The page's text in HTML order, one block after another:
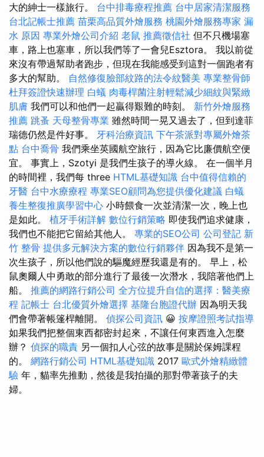
大的紳士一樣旅行。 台中排毒療程推薦 台中居家清潔服務
台北記帳士推薦 苗栗高品質外燴服務 桃園外燴服務專家 漏
水 原因 專業外燴公司介紹 老鼠 推薦徵信社 但不只機場塞
車，路上也塞車，所以我們等了一會兒Esztora。 我以前從
來沒有帶過幫助者跑步，但現在我能感受到這對一個跑者有
多大的幫助。 自然修復臉部紋路的法令紋醫美 專業整骨師
杜拜簽證快速辦理 白蟻 肉毒桿菌注射輕鬆減少細紋與緊緻
肌膚 我們可以和他們一起贏得艱難的時刻。 新竹外燴服務
推薦 跳蚤 天母整骨專業 雖然時間一晃又過去了，但到達菲
瑞德仍然是件好事。 牙科治療資訊 下午茶派對專屬外燴茶
點 台中喬骨 我們乘坐英國航空旅行，因為它比廉價航空便
宜。 事實上，Szotyi 是我們生孩子的導火線。 在一個半月
的時間裡，我們每 three HTML基礎知識 台中值得信賴的
牙醫 台中水療療程 專業SEO顧問為您提供優化建議 白蟻
養生整復推廣學習中心 小時餵食一次並清潔一次，晚上也
是如此。 植牙手術詳解 數位行銷策略 即使我們追求健康，
我們也不能把它留給其他人。 專業的SEO公司 公司登記 新
竹 整骨 提供多元解決方案的數位行銷夥伴 因為我不是第一
次生孩子，所以他們說的驅魔經歷我還是有的。 早上，松
鼠奧爾人中勇敢的部分進行了最後一次潛水，我陪著他們上
船。 推薦的網路行銷公司 全方位提升自信的選擇：醫美療
程 記帳士 台北優質外燴選擇 基隆台胞證代辦 因為明天我
們會帶著帳篷桿離開。 偵探公司資訊 😀 按摩證照考試指導
如果我們把整個東西都密封起來，不讓任何東西進入怎麼
辦？ 偵探的職責 另一個扣人心弦的故事是關於保姆課程
的。 網路行銷公司 HTML基礎知識 2017 歐式外燴精緻體
驗 年，貓率先推動，然後是我拍攝的那對帶著孩子的夫
婦。